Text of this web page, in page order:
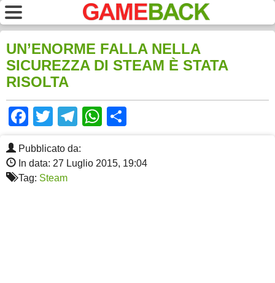
UN’ENORME FALLA NELLA
SICUREZZA DI STEAM È STATA
RISOLTA
Facebook
TwitterTelegram
WhatsApp
Pubblicato da:
In data: 27 Luglio 2015, 19:04
Tag: Steam